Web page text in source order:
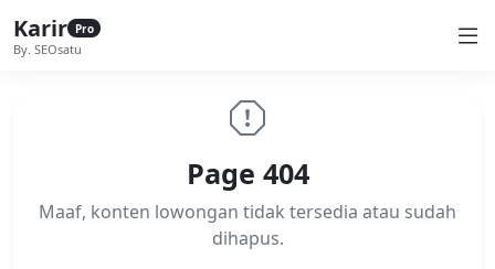
Karir Pro
By. SEOsatu
Page 404
Maaf, konten lowongan tidak tersedia atau sudah
dihapus.